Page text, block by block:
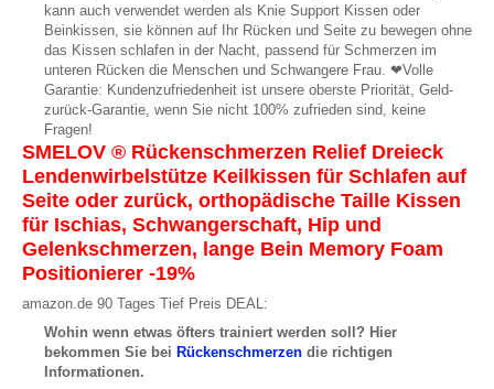
kann auch verwendet werden als Knie Support Kissen oder
Beinkissen, sie können auf Ihr Rücken und Seite zu bewegen ohne
das Kissen schlafen in der Nacht, passend für Schmerzen im
unteren Rücken die Menschen und Schwangere Frau. ❤Volle
Garantie: Kundenzufriedenheit ist unsere oberste Priorität, Geld-
zurück-Garantie, wenn Sie nicht 100% zufrieden sind, keine
Fragen!
SMELOV ® Rückenschmerzen Relief Dreieck
Lendenwirbelstütze Keilkissen für Schlafen auf
Seite oder zurück, orthopädische Taille Kissen
für Ischias, Schwangerschaft, Hip und
Gelenkschmerzen, lange Bein Memory Foam
Positionierer -19%
amazon.de 90 Tages Tief Preis DEAL:
Wohin wenn etwas öfters trainiert werden soll? Hier
bekommen Sie bei Rückenschmerzen die richtigen
Informationen.